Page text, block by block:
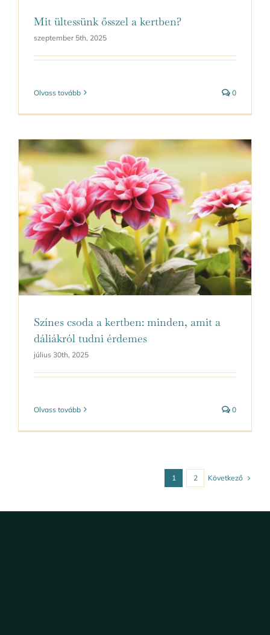
Mit ültessünk ősszel a kertben?
szeptember 5th, 2025
Olvass tovább 0
Színes csoda a kertben: minden, amit a
dáliákról tudni érdemes
július 30th, 2025
Olvass tovább 0
1 2 Következő